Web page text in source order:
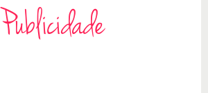
Publicidade